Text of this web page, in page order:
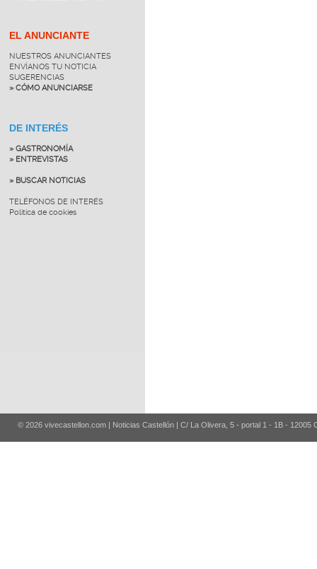
EL ANUNCIANTE
NUESTROS ANUNCIANTES
ENVÍANOS TU NOTICIA
SUGERENCIAS
» CÓMO ANUNCIARSE
DE INTERÉS
» GASTRONOMÍA
» ENTREVISTAS
» BUSCAR NOTICIAS
TELÉFONOS DE INTERÉS
Política de cookies
© 2026 vivecastellon.com | Noticias Castellón | C/ La Olivera, 5 - portal 1 - 1B - 12005